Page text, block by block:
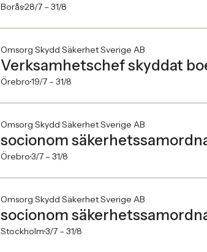
Borås28/7 – 31/8
Omsorg Skydd Säkerhet Sverige AB
Verksamhetschef skyddat
Örebro19/7 – 31/8
Omsorg Skydd Säkerhet Sverige AB
socionom
Örebro3/7 – 31/8
Omsorg Skydd Säkerhet Sverige AB
socionom
Stockholm3/7 – 31/8